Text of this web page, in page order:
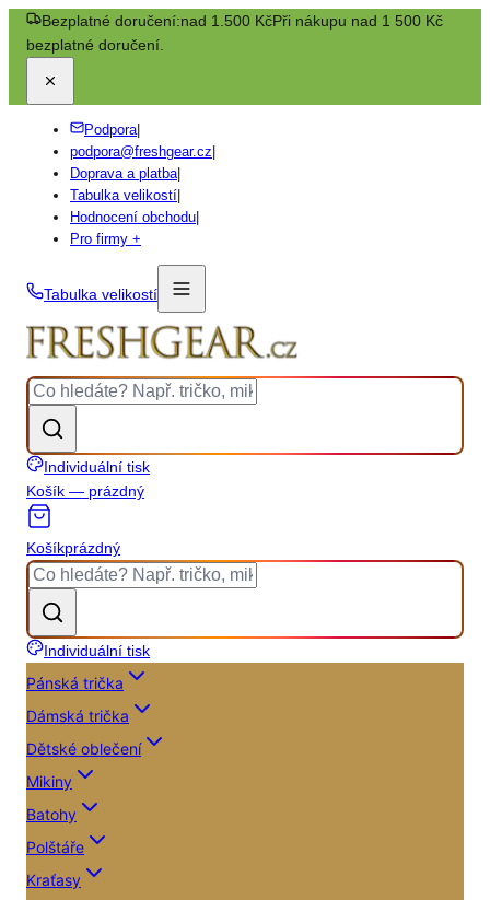
Bezplatné doručení:nad 1.500 KčPři nákupu nad 1 500 Kč
bezplatné doručení.
Podpora|
podpora@freshgear.cz
Doprava a platba|
Tabulka velikostí
Hodnocení obchodu
Pro firmy +
Tabulka velikostí
Individuální tisk
Košík — prázdný
Košíkprázdný
Individuální tisk
Pánská trička
Dámská trička
Dětské oblečení
Mikiny
Batohy
Polštáře
Kraťasy